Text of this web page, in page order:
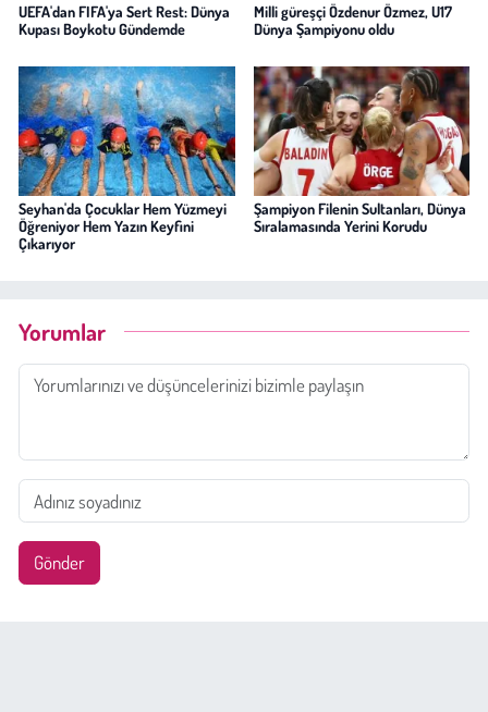
UEFA'dan FIFA'ya Sert Rest: Dünya
Kupası Boykotu Gündemde
Milli güreşçi Özdenur Özmez, U17
Dünya Şampiyonu oldu
Seyhan'da Çocuklar Hem Yüzmeyi
Öğreniyor Hem Yazın Keyfini
Çıkarıyor
Şampiyon Filenin Sultanları, Dünya
Sıralamasında Yerini Korudu
Yorumlar
Gönder